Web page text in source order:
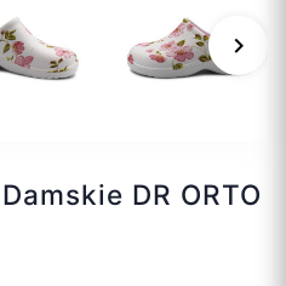
keyboard_arrow_right
DR ORTO